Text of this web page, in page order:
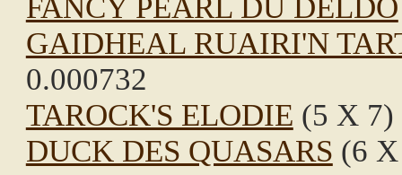
FANCY PEARL DU DELDO
GAIDHEAL RUAIRI'N
0.000732
TAROCK'S ELODIE (5 X 7)
DUCK DES QUASARS (6